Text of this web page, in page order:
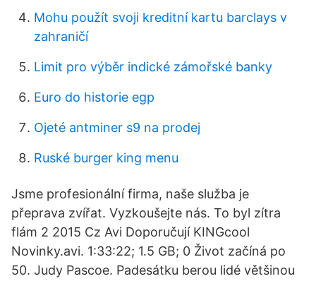
Mohu použít svoji kreditní kartu barclays v
zahraničí
Limit pro výběr indické zámořské banky
Euro do historie egp
Ojeté antminer s9 na prodej
Ruské burger king menu
Jsme profesionální firma, naše služba je
přeprava zvířat. Vyzkoušejte nás. To byl zítra
flám 2 2015 Cz Avi Doporučují KINGcool
Novinky.avi. 1:33:22; 1.5 GB; 0 Život začíná po
50. Judy Pascoe. Padesátku berou lidé většinou